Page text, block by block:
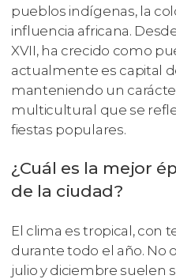
pueblos indígenas, la
influencia africana.
XVII, ha crecido como
actualmente es capital
manteniendo un
multicultural que se
fiestas populares.
¿Cuál es la mejor
de la ciudad?
El clima es tropical, con
durante todo el año. No
julio y diciembre suelen